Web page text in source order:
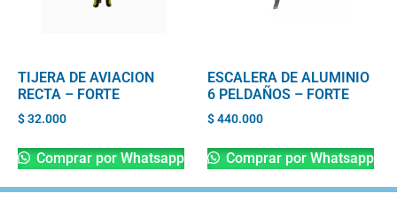
TIJERA DE AVIACION
RECTA – FORTE
$32.000
Comprar por Whatsapp
ESCALERA DE ALUMINIO
6 PELDAÑOS – FORTE
$440.000
Comprar por Whatsapp